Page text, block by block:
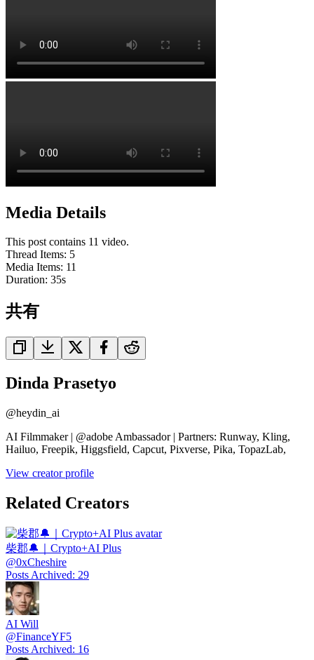
Media Details
This post contains 11 video.
Thread Items: 5
Media Items: 11
Duration: 35s
共有
Dinda Prasetyo
@heydin_ai
AI Filmmaker | @adobe Ambassador | Partners: Runway, Kling,
Hailuo, Freepik, Higgsfield, Capcut, Pixverse, Pika, TopazLab,
View creator profile
Related Creators
柴郡🔔｜Crypto+AI Plus
@0xCheshire
Posts Archived: 29
AI Will
@FinanceYF5
Posts Archived: 16